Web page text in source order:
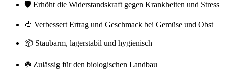
🛡️ Erhöht die Widerstandskraft gegen Krankheiten und Stress
🍅 Verbessert Ertrag und Geschmack bei Gemüse und Obst
📦 Staubarm, lagerstabil und hygienisch
☘️ Zulässig für den biologischen Landbau